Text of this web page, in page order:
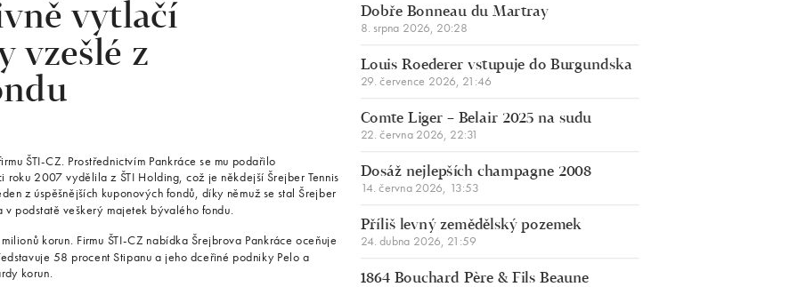
vytlačí
vzešlé z
ŠTI-CZ. Prostřednictvím Pankráce se mu podařilo
roku 2007 vydělila z ŠTI Holding, což je někdejší Šrejber Tennis
z úspěšnějších kuponových fondů, díky němuž se stal Šrejber
podstatě veškerý majetek bývalého fondu.
korun. Firmu ŠTI-CZ nabídka Šrejbrova Pankráce oceňuje
58 procent Stipanu a jeho dceřiné podniky Pelo a
korun.
Dobře Bonneau du Martray
8. srpna 2026, 20:28
Louis Roederer vstupuje do Burgundska
29. července 2026, 21:46
Comte Liger – Belair 2025 na sudu
22. června 2026, 22:31
Dosáž nejlepších champagne 2008
14. června 2026, 13:53
Příliš levný zemědělský pozemek
24. dubna 2026, 21:59
1864 Bouchard Père & Fils Beaune